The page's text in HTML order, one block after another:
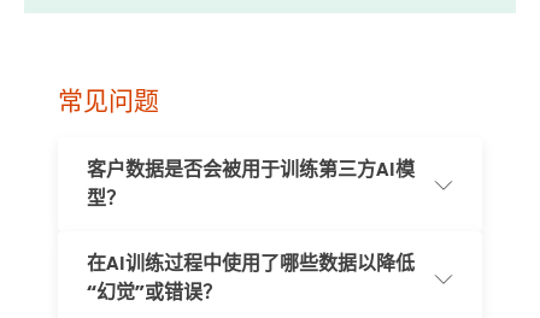
常见问题
客户数据是否会被用于训练第三方AI模
型？
汤森路透不允许第三方AI模型保留或使用客户数据进行训
练。我们制定了严格的政策和标准来规范数据与AI策略，
在AI训练过程中使用了哪些数据以降低
“幻觉”或错误？